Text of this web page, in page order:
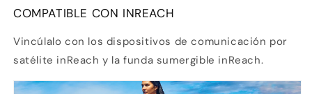
COMPATIBLE CON INREACH
Vincúlalo con los dispositivos de comunicación por
satélite inReach y la funda sumergible inReach.